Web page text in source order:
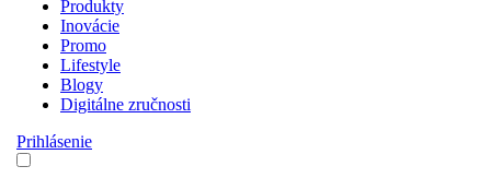
Produkty
Inovácie
Promo
Lifestyle
Blogy
Digitálne zručnosti
Prihlásenie